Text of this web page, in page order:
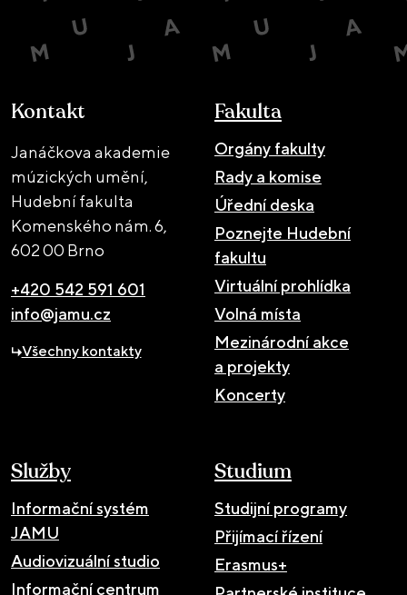
Kontakt
Janáčkova akademie
múzických umění,
Hudební fakulta
Komenského nám. 6,
602 00 Brno
+420 542 591 601
info@jamu.cz
Všechny kontakty
Fakulta
Orgány fakulty
Rady a komise
Úřední deska
Poznejte Hudební
fakultu
Virtuální prohlídka
Volná místa
Mezinárodní akce
a projekty
Koncerty
Služby
Informační systém
JAMU
Audiovizuální studio
Informační centrum
Studium
Studijní programy
Přijímací řízení
Erasmus+